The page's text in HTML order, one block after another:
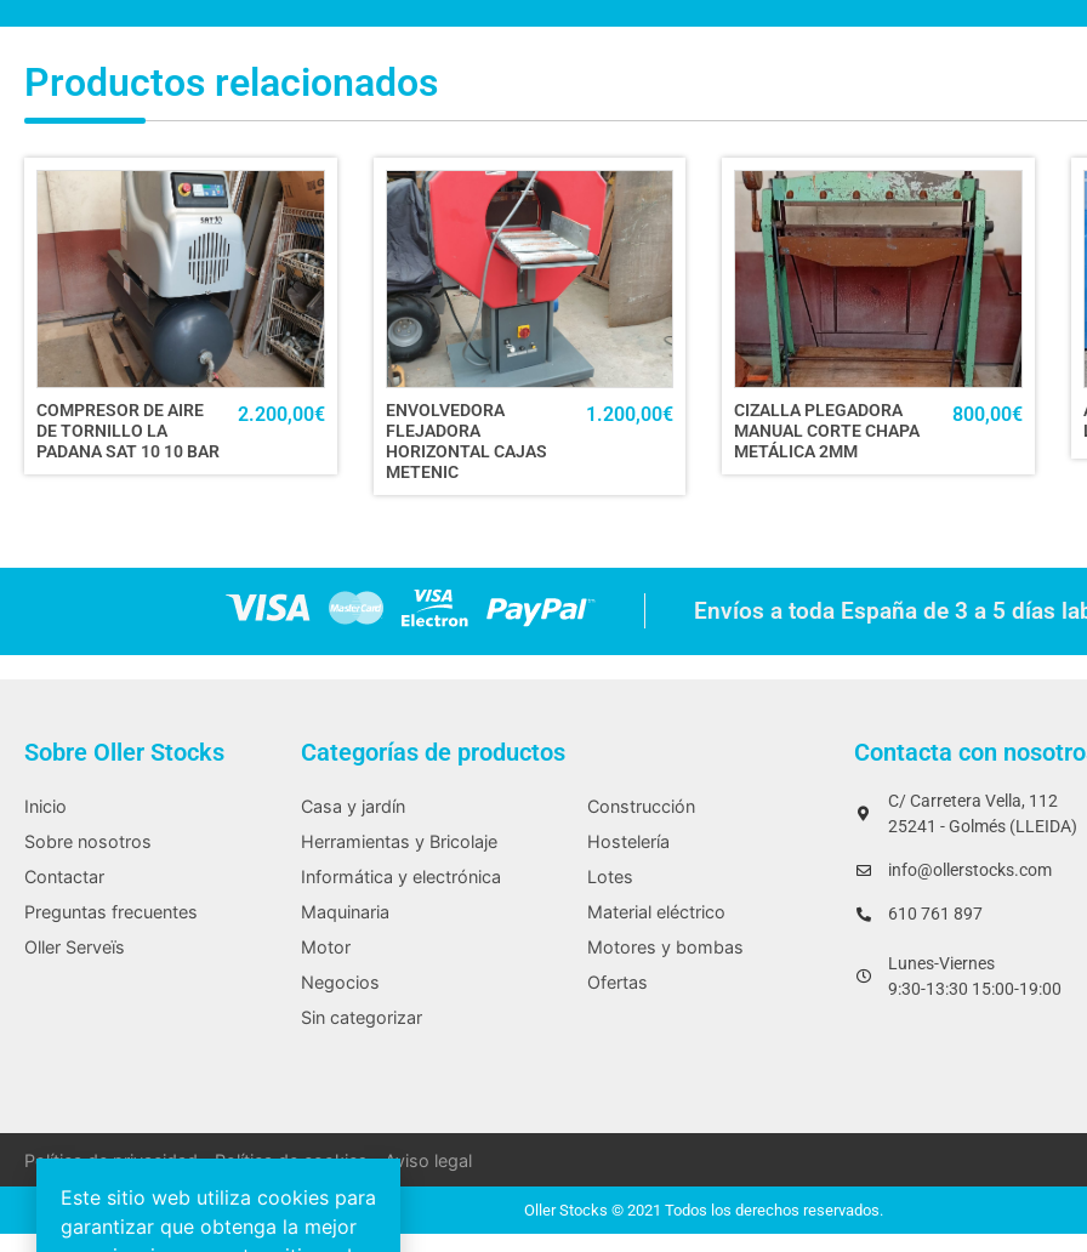
Productos relacionados
COMPRESOR DE AIRE
DE TORNILLO LA
PADANA SAT 10 10 BAR
2.200,00€
ENVOLVEDORA
FLEJADORA
HORIZONTAL CAJAS
METENIC
1.200,00€
CIZALLA PLEGADORA
MANUAL CORTE CHAPA
METÁLICA 2MM
800,00€
Envíos a toda España de 3 a 5 días
Sobre Oller Stocks
Inicio
Sobre nosotros
Contactar
Preguntas frecuentes
Oller Serveïs
Categorías de productos
Casa y jardín
Construcción
Herramientas y Bricolaje
Hostelería
Informática y electrónica
Lotes
Maquinaria
Material eléctrico
Motor
Motores y bombas
Negocios
Ofertas
Sin categorizar
Contacta con
C/ Carretera Vella, 112
25241 - Golmés (LLEIDA)
info@ollerstocks.com
610 761 897
Lunes-Viernes
9:30-13:30 15:00-19:00
Política de privacidad Política de cookies Aviso legal
Oller Stocks © 2021 Todos los derechos reservados.
Este sitio web utiliza cookies para
garantizar que obtenga la mejor